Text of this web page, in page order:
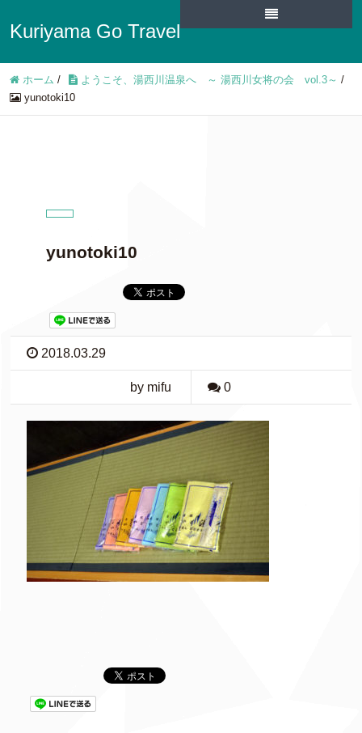
Kuriyama Go Travel
ホーム / ようこそ、湯西川温泉へ ～ 湯西川女将の会 vol.3～ /
yunotoki10
yunotoki10
2018.03.29
by mifu 0